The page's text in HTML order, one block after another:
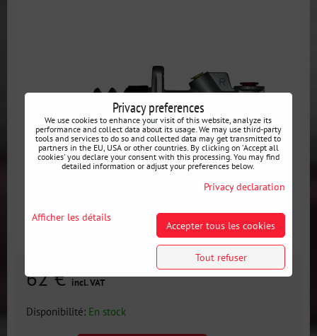
62 €incl. VAT
Disponibilité: En stock
Privacy preferences
We use cookies to enhance your visit of this website, analyze its
performance and collect data about its usage. We may use third-party
tools and services to do so and collected data may get transmitted to
partners in the EU, USA or other countries. By clicking on 'Accept all
cookies' you declare your consent with this processing. You may find
detailed information or adjust your preferences below.
Privacy declaration
Afficher les détails
Accepter tous les cookies
Tout refuser